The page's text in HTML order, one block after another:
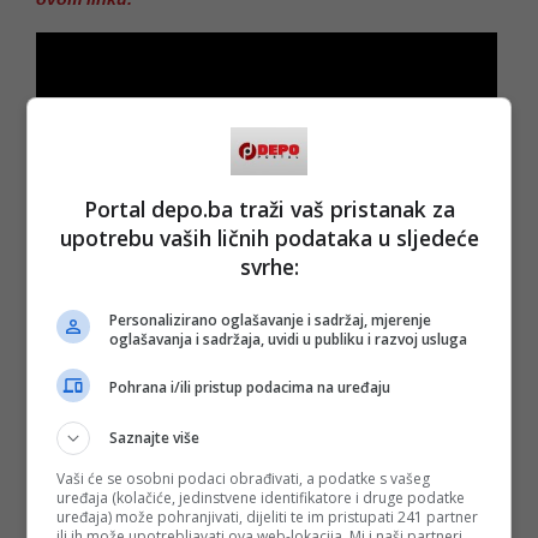
(DEPO PORTAL/dg)
PODIJELI NA
Portal depo.ba traži vaš pristanak za
upotrebu vaših ličnih podataka u sljedeće
svrhe:
Personalizirano oglašavanje i sadržaj, mjerenje
oglašavanja i sadržaja, uvidi u publiku i razvoj usluga
Pohrana i/ili pristup podacima na uređaju
Saznajte više
Vaši će se osobni podaci obrađivati, a podatke s vašeg
uređaja (kolačiće, jedinstvene identifikatore i druge podatke
uređaja) može pohranjivati, dijeliti te im pristupati 241 partner